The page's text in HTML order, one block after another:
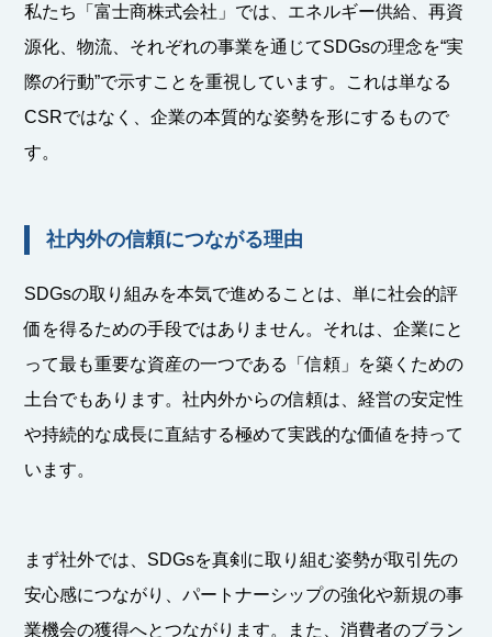
私たち「富士商株式会社」では、エネルギー供給、再資
源化、物流、それぞれの事業を通じてSDGsの理念を“実
際の行動”で示すことを重視しています。これは単なる
CSRではなく、企業の本質的な姿勢を形にするもので
す。
社内外の信頼につながる理由
SDGsの取り組みを本気で進めることは、単に社会的評
価を得るための手段ではありません。それは、企業にと
って最も重要な資産の一つである「信頼」を築くための
土台でもあります。社内外からの信頼は、経営の安定性
や持続的な成長に直結する極めて実践的な価値を持って
います。
まず社外では、SDGsを真剣に取り組む姿勢が取引先の
安心感につながり、パートナーシップの強化や新規の事
業機会の獲得へとつながります。また、消費者のブラン